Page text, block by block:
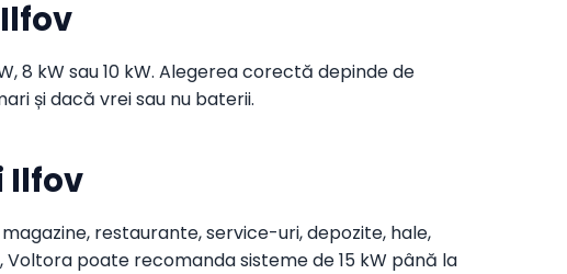
8 kW sau 10 kW. Alegerea corectă depinde de
și dacă vrei sau nu baterii.
Ilfov
restaurante, service-uri, depozite, hale,
poate recomanda sisteme de 15 kW până la